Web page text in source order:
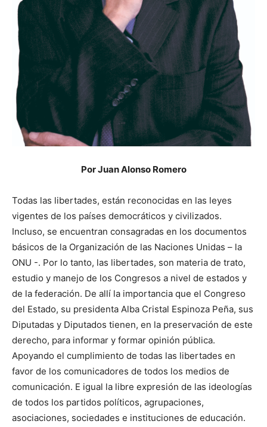
Por Juan Alonso Romero
Todas las libertades, están reconocidas en las leyes
vigentes de los países democráticos y civilizados.
Incluso, se encuentran consagradas en los documentos
básicos de la Organización de las Naciones Unidas – la
ONU -. Por lo tanto, las libertades, son materia de trato,
estudio y manejo de los Congresos a nivel de estados y
de la federación. De allí la importancia que el Congreso
del Estado, su presidenta Alba Cristal Espinoza Peña, sus
Diputadas y Diputados tienen, en la preservación de este
derecho, para informar y formar opinión pública.
Apoyando el cumplimiento de todas las libertades en
favor de los comunicadores de todos los medios de
comunicación. E igual la libre expresión de las ideologías
de todos los partidos políticos, agrupaciones,
asociaciones, sociedades e instituciones de educación.